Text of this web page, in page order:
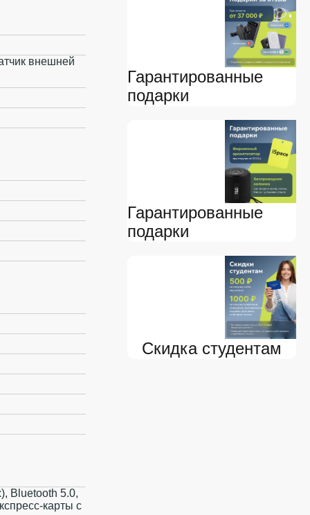
Гарантированные
подарки
Гарантированные
подарки
Скидка студентам
внешней
Bluetooth 5.0,
с